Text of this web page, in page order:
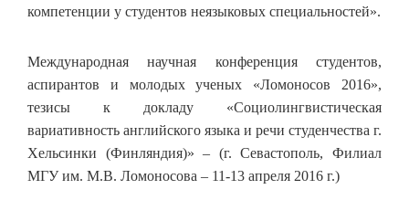
компетенции у студентов неязыковых специальностей».
Международная научная конференция студентов,
аспирантов и молодых ученых «Ломоносов 2016»,
тезисы к докладу «Социолингвистическая
вариативность английского языка и речи студенчества г.
Хельсинки (Финляндия)» – (г. Севастополь, Филиал
МГУ им. М.В. Ломоносова – 11-13 апреля 2016 г.)